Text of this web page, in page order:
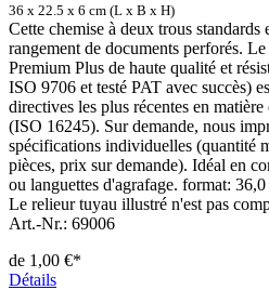
36 x 22.5 x 6 cm (L x B x H)
Cette chemise à deux trous standards
rangement de documents perforés.
Premium Plus de haute qualité et
ISO 9706 et testé PAT avec succès)
directives les plus récentes en
(ISO 16245). Sur demande, nous
spécifications individuelles (quantité
pièces, prix sur demande). Idéal en
ou languettes d'agrafage. format:
Le relieur tuyau illustré n'est pas
Art.-Nr.: 69006
de 1,00 €*
Détails